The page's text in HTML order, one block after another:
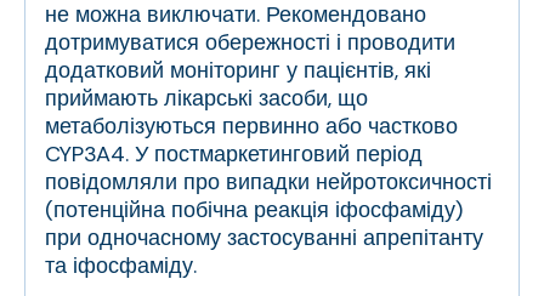
не можна виключати. Рекомендовано
дотримуватися обережності і проводити
додатковий моніторинг у пацієнтів, які
приймають лікарські засоби, що
метаболізуються первинно або частково
CYP3A4. У постмаркетинговий період
повідомляли про випадки нейротоксичності
(потенційна побічна реакція іфосфаміду)
при одночасному застосуванні апрепітанту
та іфосфаміду.